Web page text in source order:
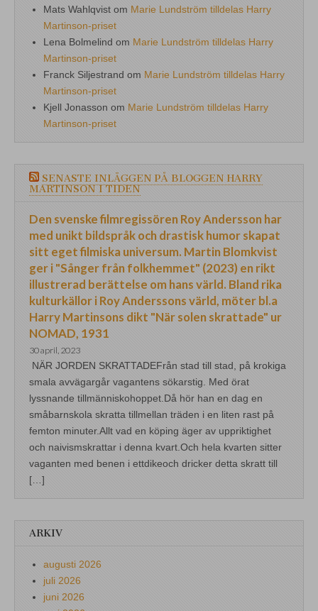
Mats Wahlqvist om Marie Lundström tilldelas Harry
Martinson-priset
Lena Bolmelind om Marie Lundström tilldelas Harry
Martinson-priset
Franck Siljestrand om Marie Lundström tilldelas Harry
Martinson-priset
Kjell Jonasson om Marie Lundström tilldelas Harry
Martinson-priset
SENASTE INLÄGGEN PÅ BLOGGEN HARRY
MARTINSON I TIDEN
Den svenske filmregissören Roy Andersson har
med unikt bildspråk och drastisk humor skapat
sitt eget filmiska universum. Martin Blomkvist
ger i "Sånger från folkhemmet" (2023) en rikt
illustrerad berättelse om hans värld. Bland rika
kulturkällor i Roy Anderssons värld, möter bl.a
Harry Martinsons dikt "När solen skrattade" ur
NOMAD, 1931
30 april, 2023
NÄR JORDEN SKRATTADEFrån stad till stad, på krokiga
smala avvägargår vagantens sökarstig. Med örat
lyssnande tillmänniskohoppet.Då hör han en dag en
småbarnskola skratta tillmellan träden i en liten rast på
femton minuter.Allt vad en köping äger av uppriktighet
och naivismskrattar i denna kvart.Och hela kvarten sitter
vaganten med benen i ettdikeoch dricker detta skratt till
[…]
ARKIV
augusti 2026
juli 2026
juni 2026